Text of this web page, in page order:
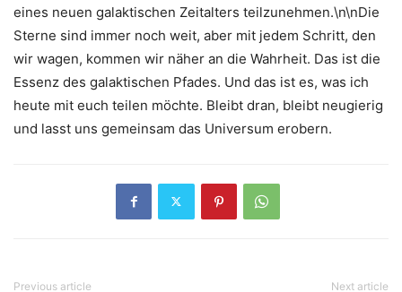
eines neuen galaktischen Zeitalters teilzunehmen.\n\nDie
Sterne sind immer noch weit, aber mit jedem Schritt, den
wir wagen, kommen wir näher an die Wahrheit. Das ist die
Essenz des galaktischen Pfades. Und das ist es, was ich
heute mit euch teilen möchte. Bleibt dran, bleibt neugierig
und lasst uns gemeinsam das Universum erobern.
Previous article Next article